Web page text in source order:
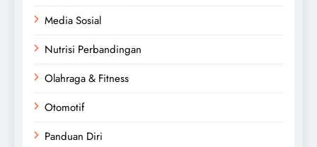
Media Sosial
Nutrisi Perbandingan
Olahraga & Fitness
Otomotif
Panduan Diri